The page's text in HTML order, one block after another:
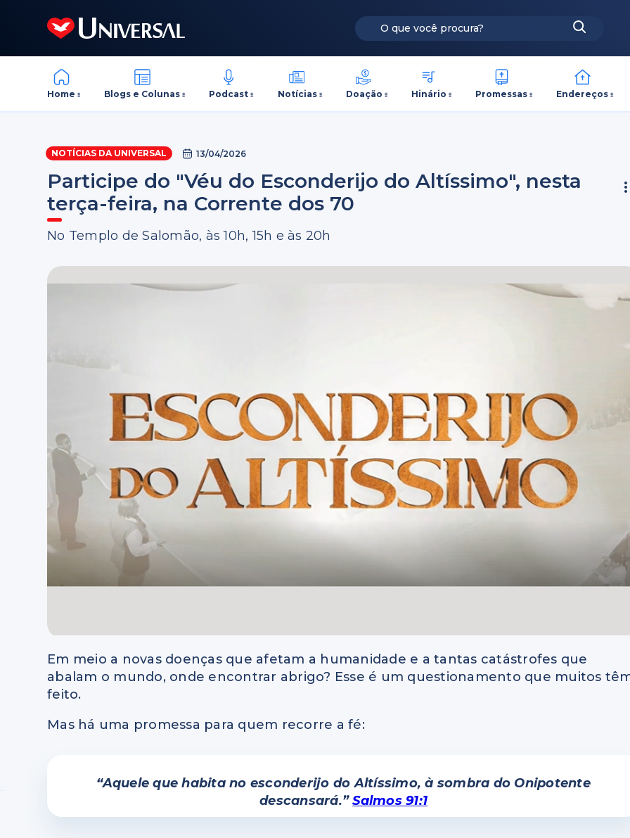
Home Blogs e Colunas Podcast Notícias Doação Hinário Promessas Endereços
NOTÍCIAS DA UNIVERSAL 13/04/2026
Participe do "Véu do Esconderijo do Altíssimo", nesta
terça-feira, na Corrente dos 70
No Templo de Salomão, às 10h, 15h e às 20h
Em meio a novas doenças que afetam a humanidade e a tantas catástrofes que
abalam o mundo, onde encontrar abrigo? Esse é um questionamento que muitos
feito.
Mas há uma promessa para quem recorre a fé:
“Aquele que habita no esconderijo do Altíssimo, à sombra do Onipotente
descansará.” Salmos 91:1